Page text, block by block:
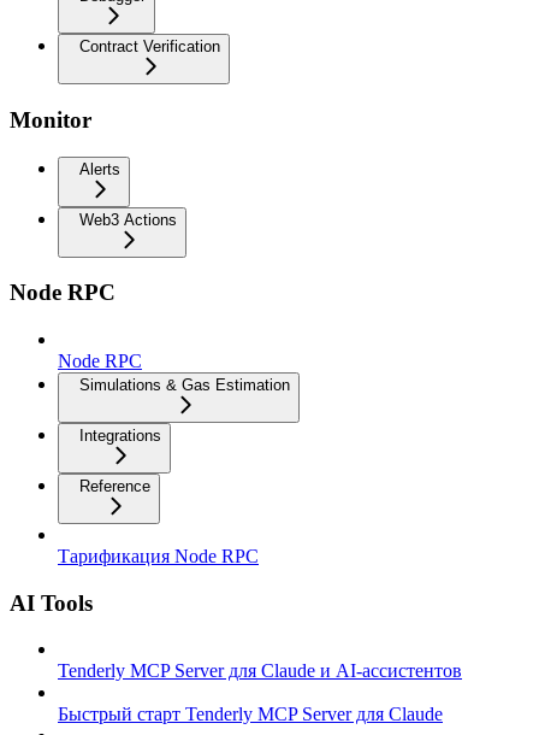
Contract Verification
Monitor
Alerts
Web3 Actions
Node RPC
Node RPC
Simulations & Gas Estimation
Integrations
Reference
Тарификация Node RPC
AI Tools
Tenderly MCP Server для Claude и AI-ассистентов
Быстрый старт Tenderly MCP Server для Claude